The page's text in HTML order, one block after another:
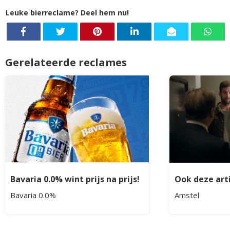
Leuke bierreclame? Deel hem nu!
Gerelateerde reclames
Bavaria 0.0% wint prijs na prijs!
Bavaria 0.0%
Ook deze
Amstel